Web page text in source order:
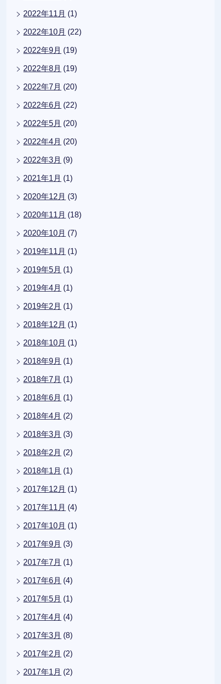
2022年11月 (1)
2022年10月 (22)
2022年9月 (19)
2022年8月 (19)
2022年7月 (20)
2022年6月 (22)
2022年5月 (20)
2022年4月 (20)
2022年3月 (9)
2021年1月 (1)
2020年12月 (3)
2020年11月 (18)
2020年10月 (7)
2019年11月 (1)
2019年5月 (1)
2019年4月 (1)
2019年2月 (1)
2018年12月 (1)
2018年10月 (1)
2018年9月 (1)
2018年7月 (1)
2018年6月 (1)
2018年4月 (2)
2018年3月 (3)
2018年2月 (2)
2018年1月 (1)
2017年12月 (1)
2017年11月 (4)
2017年10月 (1)
2017年9月 (3)
2017年7月 (1)
2017年6月 (4)
2017年5月 (1)
2017年4月 (4)
2017年3月 (8)
2017年2月 (2)
2017年1月 (2)